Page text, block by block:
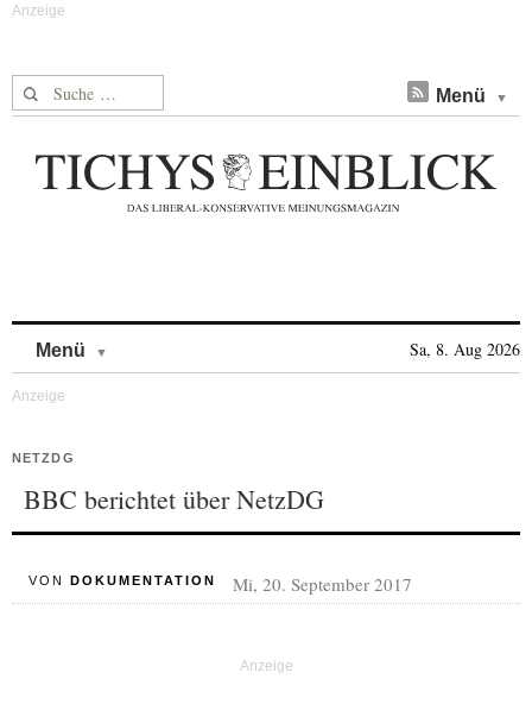
Suche nach: Menü
Menü Sa, 8. Aug 2026
NETZDG
BBC berichtet über NetzDG
VON DOKUMENTATION Mi, 20. September 2017